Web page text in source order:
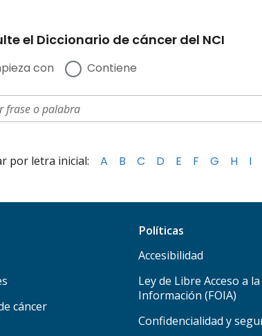
el Diccionario de cáncer del NCI
con Contiene
por letra inicial: A B C D E F G H I
cáncer
Políticas
Accesibilidad
Ley de Libre Acceso a la
Información (FOIA)
Confidencialidad y